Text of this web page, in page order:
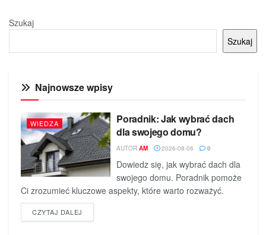
Szukaj
Szukaj
Najnowsze wpisy
WIEDZA
Poradnik: Jak wybrać dach
dla swojego domu?
AUTOR AM 2026-08-06 0
Dowiedz się, jak wybrać dach dla
swojego domu. Poradnik pomoże
Ci zrozumieć kluczowe aspekty, które warto rozważyć.
CZYTAJ DALEJ